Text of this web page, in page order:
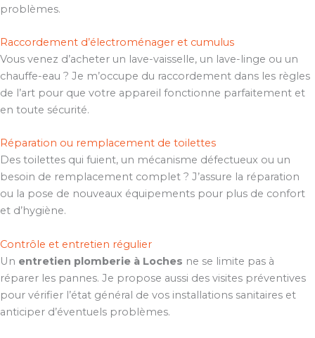
problèmes.
Raccordement d’électroménager et cumulus
Vous venez d’acheter un lave-vaisselle, un lave-linge ou un
chauffe-eau ? Je m’occupe du raccordement dans les règles
de l’art pour que votre appareil fonctionne parfaitement et
en toute sécurité.
Réparation ou remplacement de toilettes
Des toilettes qui fuient, un mécanisme défectueux ou un
besoin de remplacement complet ? J’assure la réparation
ou la pose de nouveaux équipements pour plus de confort
et d’hygiène.
Contrôle et entretien régulier
Un entretien plomberie à Loches ne se limite pas à
réparer les pannes. Je propose aussi des visites préventives
pour vérifier l’état général de vos installations sanitaires et
anticiper d’éventuels problèmes.